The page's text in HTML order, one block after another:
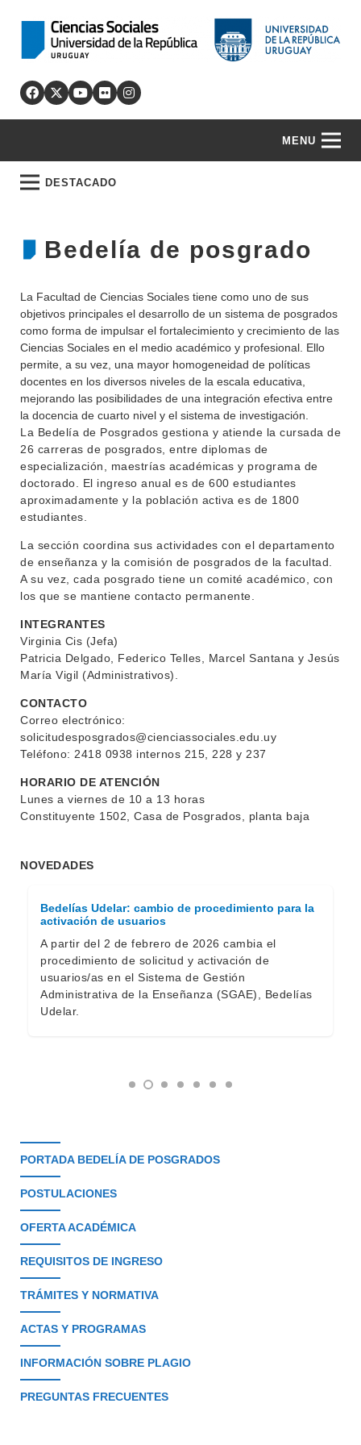
MENU
ENSEÑANZA
INVESTIGACIÓN
LLAMADOS
NOTICIAS
CONTACTO
DESTACADO
BEDELÍA
OFERTA DE GRADO
POSGRADOS
BIBLIOTECA
PORTADA BEDELÍA DE POSGRADOS
POSTULACIONES
OFERTA ACADÉMICA
REQUISITOS DE INGRESO
TRÁMITES Y NORMATIVA
ACTAS Y PROGRAMAS
INFORMACIÓN SOBRE PLAGIO
PREGUNTAS FRECUENTES
Bedelía de posgrado
La Facultad de Ciencias Sociales tiene como uno de sus
objetivos principales el desarrollo de un sistema de posgrados
como forma de impulsar el fortalecimiento y crecimiento de las
Ciencias Sociales en el medio académico y profesional. Ello
permite, a su vez, una mayor homogeneidad de políticas
docentes en los diversos niveles de la escala educativa,
mejorando las posibilidades de una integración efectiva entre
la docencia de cuarto nivel y el sistema de investigación.
La Bedelía de Posgrados gestiona y atiende la cursada de
26 carreras de posgrados, entre diplomas de
especialización, maestrías académicas y programa de
doctorado. El ingreso anual es de 600 estudiantes
aproximadamente y la población activa es de 1800
estudiantes.
La sección coordina sus actividades con el departamento
de enseñanza y la comisión de posgrados de la facultad.
A su vez, cada posgrado tiene un comité académico, con
los que se mantiene contacto permanente.
INTEGRANTES
Virginia Cis (Jefa)
Patricia Delgado, Federico Telles, Marcel Santana y Jesús
María Vigil (Administrativos).
CONTACTO
Correo electrónico:
solicitudesposgrados@cienciassociales.edu.uy
Teléfono: 2418 0938 internos 215, 228 y 237
HORARIO DE ATENCIÓN
Lunes a viernes de 10 a 13 horas
Constituyente 1502, Casa de Posgrados, planta baja
NOVEDADES
Bedelías Udelar: cambio de procedimiento para la
activación de usuarios
A partir del 2 de febrero de 2026 cambia el
procedimiento de solicitud y activación de
usuarios/as en el Sistema de Gestión
Administrativa de la Enseñanza (SGAE), Bedelías
Udelar.